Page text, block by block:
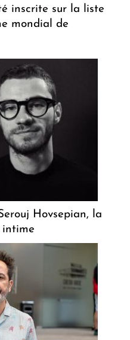
inscrite sur la liste
mondial de
Hovsepian, la
intime